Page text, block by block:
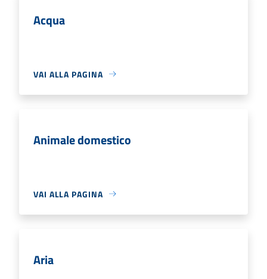
Acqua
VAI ALLA PAGINA
Animale domestico
VAI ALLA PAGINA
Aria